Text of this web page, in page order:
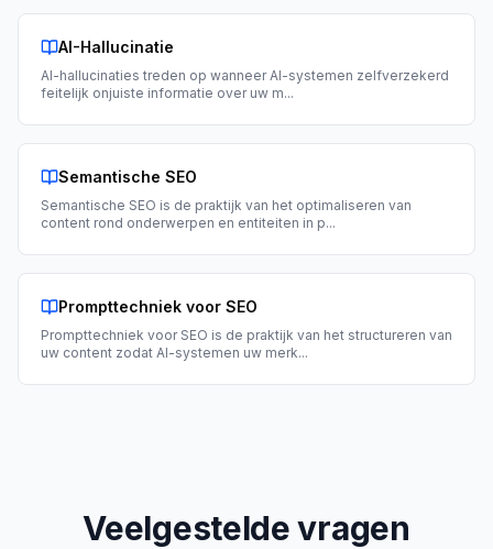
AI-Hallucinatie
AI-hallucinaties treden op wanneer AI-systemen zelfverzekerd
feitelijk onjuiste informatie over uw m...
Semantische SEO
Semantische SEO is de praktijk van het optimaliseren van
content rond onderwerpen en entiteiten in p...
Prompttechniek voor SEO
Prompttechniek voor SEO is de praktijk van het structureren van
uw content zodat AI-systemen uw merk...
Veelgestelde vragen